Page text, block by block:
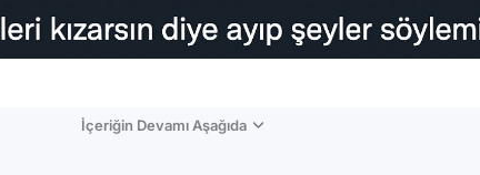
İçeriğin Devamı Aşağıda